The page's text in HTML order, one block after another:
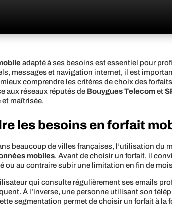
adapté à ses besoins est essentiel pour
messages et navigation internet, il est
comprendre les critères de choix des
aux réseaux réputés de Bouygues Telecomet
et maîtrisée.
les besoins en forfait
beaucoup de villes françaises, l’utilisation du
mobiles. Avant de choisir un forfait, il
ou au contraire subir une limitation en fin de
qui consulte régulièrement ses emails
À l’inverse, une personne utilisant son
segmentation permet de choisir un forfait à